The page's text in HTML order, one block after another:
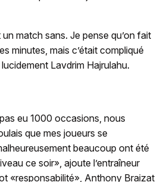
match sans. Je pense qu’on fait
minutes, mais c’était compliqué
Lavdrim Hajrulahu.
eu 1000 occasions, nous
que mes joueurs se
beaucoup ont été
ce soir», ajoute l’entraîneur
«responsabilité», Anthony Braizat